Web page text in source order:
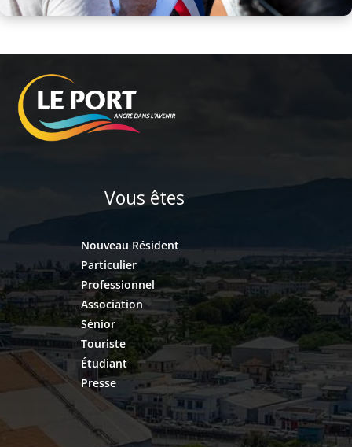
Vous êtes
Nouveau Résident
Particulier
Professionnel
Association
Sénior
Touriste
Étudiant
Presse